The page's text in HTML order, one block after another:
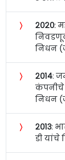
〉 २०२०:
निधन
〉 २०१४:
कंपनीचे
निधन
〉 २०१३:
डी यांचे